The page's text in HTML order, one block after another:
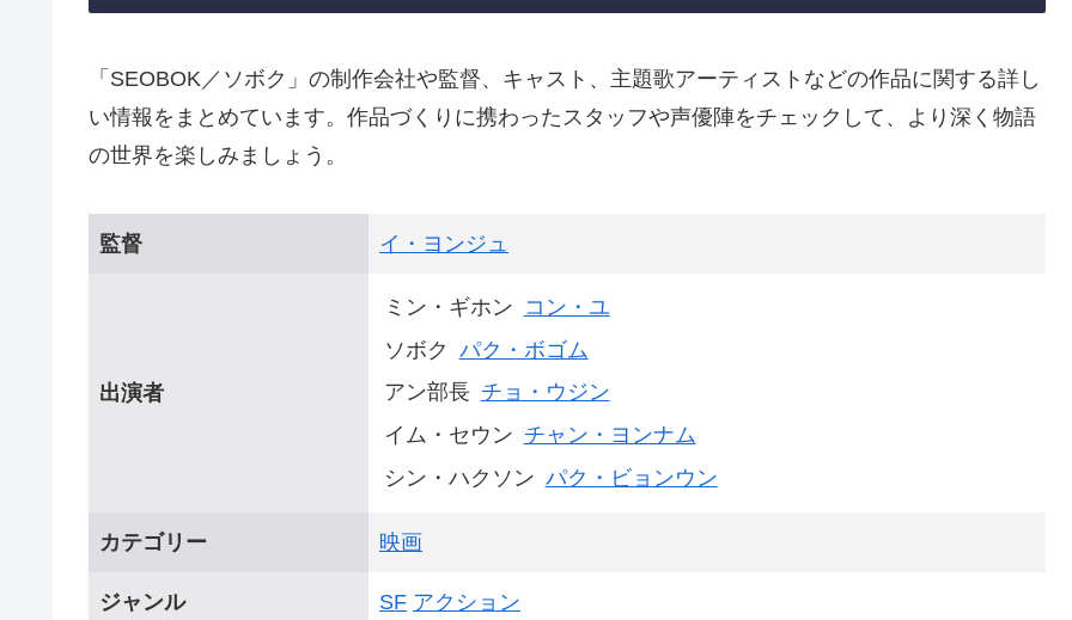
「SEOBOK／ソボク」の制作会社や監督、キャスト、主題歌アーティストなどの作品に関する詳し
い情報をまとめています。作品づくりに携わったスタッフや声優陣をチェックして、より深く物語
の世界を楽しみましょう。
監督 イ・ヨンジュ
出演者
ミン・ギホン コン・ユ
ソボク パク・ボゴム
アン部長 チョ・ウジン
イム・セウン チャン・ヨンナム
シン・ハクソン パク・ビョンウン
カテゴリー 映画
ジャンル SF アクション